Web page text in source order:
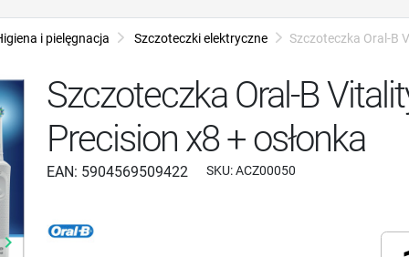
i pielęgnacja Szczoteczki elektryczne Szczoteczka Oral-B
Następny
Szczoteczka Oral-B
Precision x8 + osłonka
EAN: 5904569509422 SKU: ACZ00050